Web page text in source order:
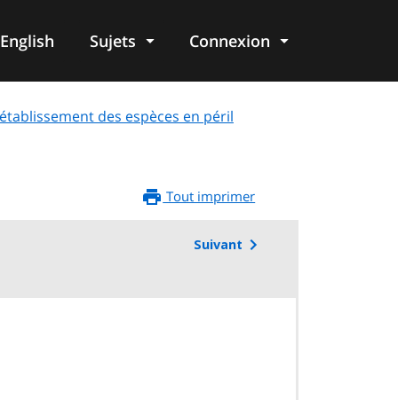
English Sujets Connexion
des espèces en péril
Tout imprimer
Suivant